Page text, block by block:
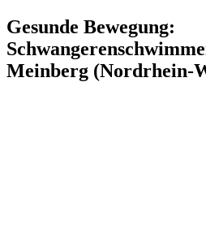
Gesunde Bewegung:
Meinberg (Nordrhein-